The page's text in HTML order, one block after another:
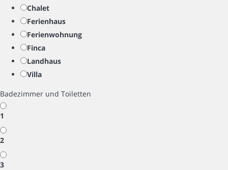
Chalet
Ferienhaus
Ferienwohnung
Finca
Landhaus
Villa
Badezimmer und Toiletten
1
2
3